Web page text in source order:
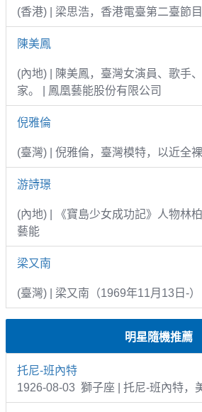
(香港) | 梁思浩，香港電臺第二臺節
陳美鳳
(內地) | 陳美鳳，臺灣女演員、歌手
家。 | 鳳凰藝能股份有限公司
倪雅倫
(臺灣) | 倪雅倫，臺灣模特，以近全
游詩璟
(內地) | 《寶島少女成功記》人物林
藝能
梁又南
(臺灣) | 梁又南（1969年11月13日-
明星隨機推薦
托尼-班內特
1926-08-03 獅子座 | 托尼-班內特，